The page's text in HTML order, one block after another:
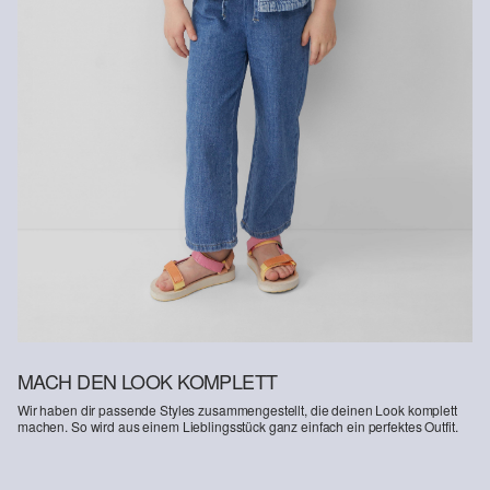
Naturfasern aus erneuerbaren Quellen. Ihre Rohstoffe sind
ressourcenschonend angebaut.
Supporting Better Cotton: Wenn Du dich für unsere
Baumwollprodukte entscheidest, unterstützt Du unsere Investition
in die Mission von Better Cotton, Gemeinschaften zu helfen
fortzubestehen und zu gedeihen; und gleichzeitig die Umwelt zu
schützen und wiederherzustellen. Better Cotton unterstützt
landwirtschaftliche Gemeinschaften in sozialer, ökologischer und
wirtschaftlicher Hinsicht, indem Landwirt: innen in nachhaltigeren
Anbaumethoden geschult werden. Dieses Produkt wird über ein
System der Massenbilanz erzeugt und enthält daher
möglicherweise kein Better Cotton. Mehr Informationen dazu
MACH DEN LOOK KOMPLETT
Wir haben dir passende Styles zusammengestellt, die deinen Look komplett
machen. So wird aus einem Lieblingsstück ganz einfach ein perfektes Outfit.